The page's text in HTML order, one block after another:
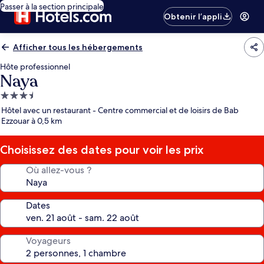
Passer à la section principale
Obtenir l’appli
Afficher tous les hébergements
Hôte professionnel
Naya
Hébergement
3.5 étoiles
Hôtel avec un restaurant - Centre commercial et de loisirs de Bab
Ezzouar à 0,5 km
Choisissez des dates pour voir les prix
Où allez-vous ?
Dates
Voyageurs